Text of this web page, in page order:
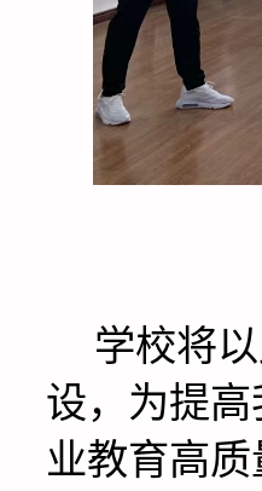
学校将
设，为提
业教育高